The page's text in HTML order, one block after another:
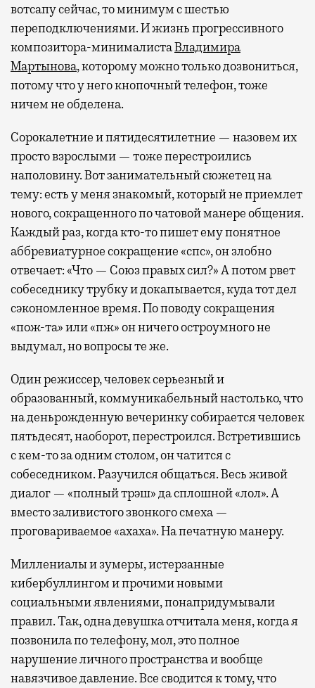
вотсапу сейчас, то минимум с шестью
переподключениями. И жизнь прогрессивного
композитора-минималистаВладимира
Мартынова, которому можно только дозвониться,
потому что у него кнопочный телефон, тоже
ничем не обделена.
Сорокалетние и пятидесятилетние — назовем их
просто взрослыми — тоже перестроились
наполовину. Вот занимательный сюжетец на
тему: есть у меня знакомый, который не приемлет
нового, сокращенного по чатовой манере общения.
Каждый раз, когда кто-то пишет ему понятное
аббревиатурное сокращение «спс», он злобно
отвечает: «Что — Союз правых сил?» А потом рвет
собеседнику трубку и докапывается, куда тот дел
сэкономленное время. По поводу сокращения
«пож-та» или «пж» он ничего остроумного не
выдумал, но вопросы те же.
Один режиссер, человек серьезный и
образованный, коммуникабельный настолько, что
на деньрожденную вечеринку собирается человек
пятьдесят, наоборот, перестроился. Встретившись
с кем-то за одним столом, он чатится с
собеседником. Разучился общаться. Весь живой
диалог — «полный трэш» да сплошной «лол». А
вместо заливистого звонкого смеха —
проговариваемое «ахаха». На печатную манеру.
Миллениалы и зумеры, истерзанные
кибербуллингом и прочими новыми
социальными явлениями, понапридумывали
правил. Так, одна девушка отчитала меня, когда я
позвонила по телефону, мол, это полное
нарушение личного пространства и вообще
навязчивое давление. Все сводится к тому, что